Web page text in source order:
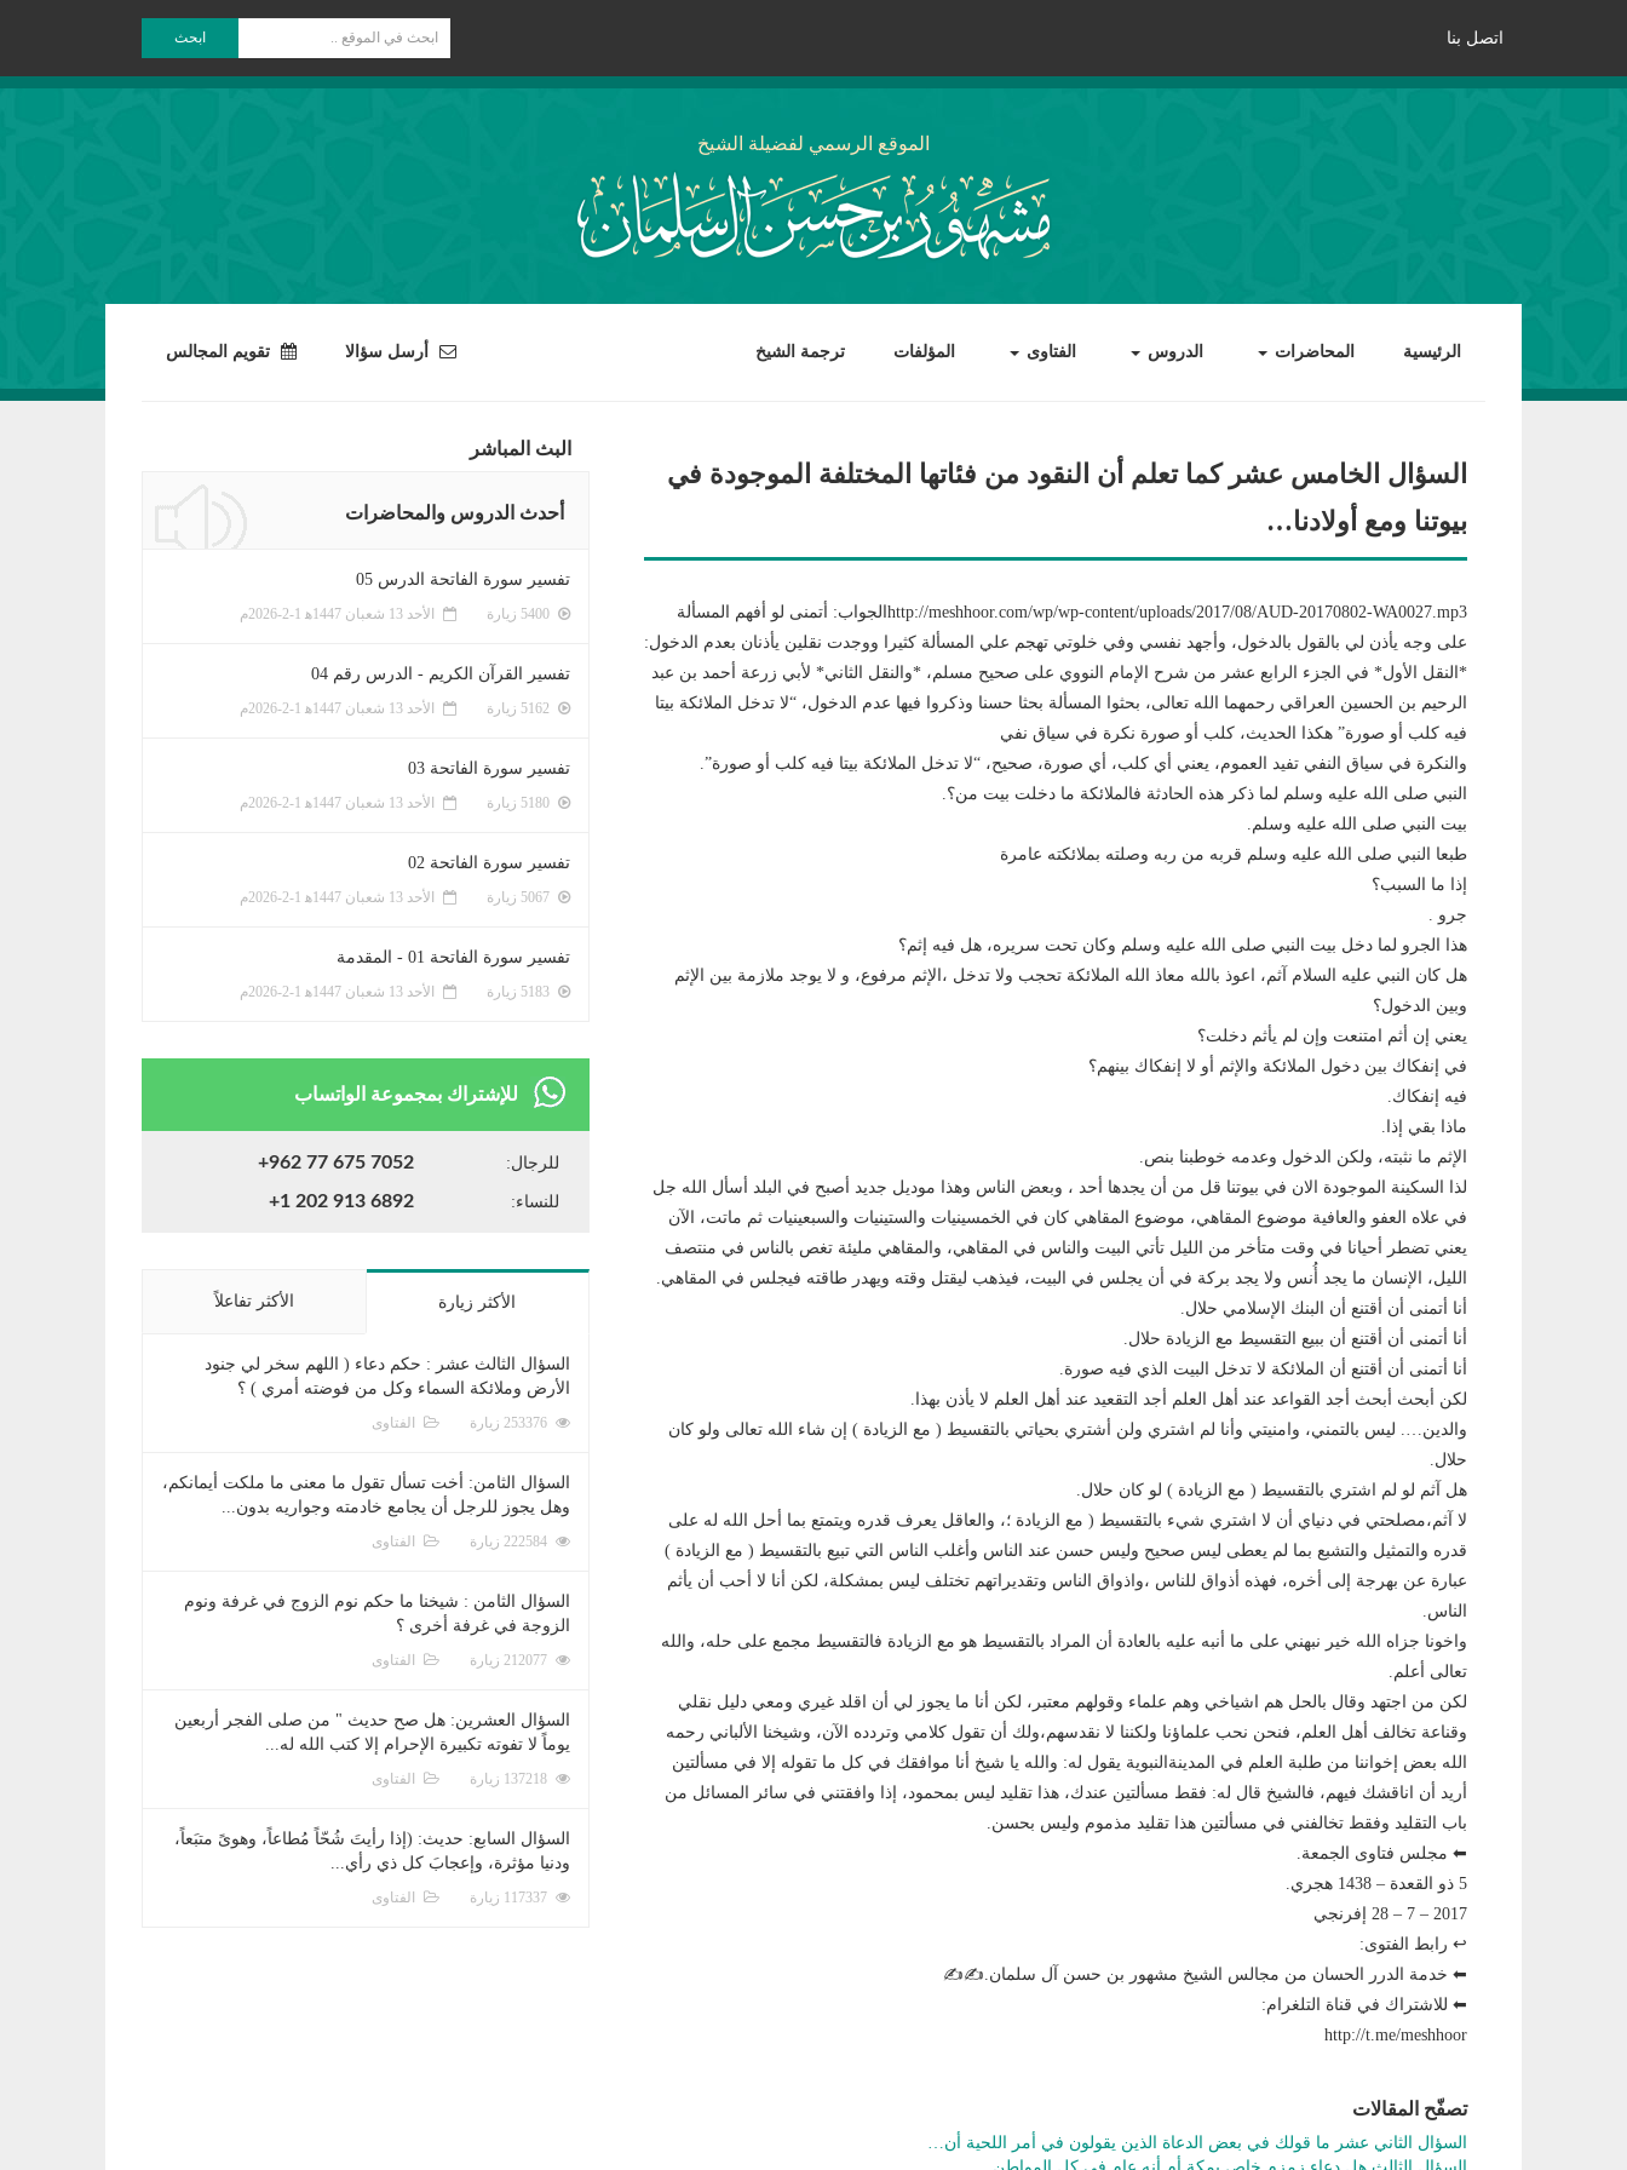
اتصل بنا ابحث
الموقع الرسمي لفضيلة الشيخ
الرئيسية المحاضرات الدروس الفتاوى المؤلفات ترجمة الشيخ أرسل سؤالا تقويم المجالس
السؤال الخامس عشر كما تعلم أن النقود من فئاتها المختلفة الموجودة في
بيوتنا ومع أولادنا…
http://meshhoor.com/wp/wp-content/uploads/2017/08/AUD-20170802-WA0027.mp3الجواب: أتمنى لو أفهم المسألة
على وجه يأذن لي بالقول بالدخول، وأجهد نفسي وفي خلوتي تهجم علي المسألة كثيرا ووجدت نقلين يأذنان بعدم الدخول:
*النقل الأول* في الجزء الرابع عشر من شرح الإمام النووي على صحيح مسلم، *والنقل الثاني* لأبي زرعة أحمد بن عبد
الرحيم بن الحسين العراقي رحمهما الله تعالى، بحثوا المسألة بحثا حسنا وذكروا فيها عدم الدخول، “لا تدخل الملائكة بيتا
فيه كلب أو صورة” هكذا الحديث، كلب أو صورة نكرة في سياق نفي
والنكرة في سياق النفي تفيد العموم، يعني أي كلب، أي صورة، صحيح، “لا تدخل الملائكة بيتا فيه كلب أو صورة”.
النبي صلى الله عليه وسلم لما ذكر هذه الحادثة فالملائكة ما دخلت بيت من؟.
بيت النبي صلى الله عليه وسلم.
طبعا النبي صلى الله عليه وسلم قربه من ربه وصلته بملائكته عامرة
إذا ما السبب؟
جرو .
هذا الجرو لما دخل بيت النبي صلى الله عليه وسلم وكان تحت سريره، هل فيه إثم؟
هل كان النبي عليه السلام آثم، اعوذ بالله معاذ الله الملائكة تحجب ولا تدخل ،الإثم مرفوع، و لا يوجد ملازمة بين الإثم
وبين الدخول؟
يعني إن أثم امتنعت وإن لم يأثم دخلت؟
في إنفكاك بين دخول الملائكة والإثم أو لا إنفكاك بينهم؟
فيه إنفكاك.
ماذا بقي إذا.
الإثم ما نثبته، ولكن الدخول وعدمه خوطبنا بنص.
لذا السكينة الموجودة الان في بيوتنا قل من أن يجدها أحد ، وبعض الناس وهذا موديل جديد أصبح في البلد أسأل الله جل
في علاه العفو والعافية موضوع المقاهي، موضوع المقاهي كان في الخمسينيات والستينيات والسبعينيات ثم ماتت، الآن
يعني تضطر أحيانا في وقت متأخر من الليل تأتي البيت والناس في المقاهي، والمقاهي مليئة تغص بالناس في منتصف
الليل، الإنسان ما يجد أُنس ولا يجد بركة في أن يجلس في البيت، فيذهب ليقتل وقته ويهدر طاقته فيجلس في المقاهي.
أنا أتمنى أن أقتنع أن البنك الإسلامي حلال.
أنا أتمنى أن أقتنع أن ببيع التقسيط مع الزيادة حلال.
أنا أتمنى أن أقتنع أن الملائكة لا تدخل البيت الذي فيه صورة.
لكن أبحث أبحث أجد القواعد عند أهل العلم أجد التقعيد عند أهل العلم لا يأذن بهذا.
والدين…. ليس بالتمني، وامنيتي وأنا لم اشتري ولن أشتري بحياتي بالتقسيط ( مع الزيادة ) إن شاء الله تعالى ولو كان
حلال.
هل آثم لو لم اشتري بالتقسيط ( مع الزيادة ) لو كان حلال.
لا آثم،مصلحتي في دنياي أن لا اشتري شيء بالتقسيط ( مع الزيادة ؛، والعاقل يعرف قدره ويتمتع بما أحل الله له على
قدره والتمثيل والتشبع بما لم يعطى ليس صحيح وليس حسن عند الناس وأغلب الناس التي تبيع بالتقسيط ( مع الزيادة )
عبارة عن بهرجة إلى أخره، فهذه أذواق للناس ،واذواق الناس وتقديراتهم تختلف ليس بمشكلة، لكن أنا لا أحب أن يأثم
الناس.
واخونا جزاه الله خير نبهني على ما أنبه عليه بالعادة أن المراد بالتقسيط هو مع الزيادة فالتقسيط مجمع على حله، والله
تعالى أعلم.
لكن من اجتهد وقال بالحل هم اشياخي وهم علماء وقولهم معتبر، لكن أنا ما يجوز لي أن اقلد غيري ومعي دليل نقلي
وقناعة تخالف أهل العلم، فنحن نحب علماؤنا ولكننا لا نقدسهم،ولك أن تقول كلامي وتردده الآن، وشيخنا الألباني رحمه
الله بعض إخواننا من طلبة العلم في المدينةالنبوية يقول له: والله يا شيخ أنا موافقك في كل ما تقوله إلا في مسألتين
أريد أن اناقشك فيهم، فالشيخ قال له: فقط مسألتين عندك، هذا تقليد ليس بمحمود، إذا وافقتني في سائر المسائل من
باب التقليد وفقط تخالفني في مسألتين هذا تقليد مذموم وليس بحسن.
⬅ مجلس فتاوى الجمعة.
5 ذو القعدة – 1438 هجري.
2017 – 7 – 28 إفرنجي
↩ رابط الفتوى:
⬅ خدمة الدرر الحسان من مجالس الشيخ مشهور بن حسن آل سلمان.✍✍
⬅ للاشتراك في قناة التلغرام:
http://t.me/meshhoor
تصفّح المقالات
السؤال الثاني عشر ما قولك في بعض الدعاة الذين يقولون في أمر اللحية أن…
البث المباشر
أحدث الدروس والمحاضرات
تفسير سورة الفاتحة الدرس 05
الأحد 13 شعبان 1447ﻫ 1-2-2026م
تفسير القرآن الكريم - الدرس رقم 04
الأحد 13 شعبان 1447ﻫ 1-2-2026م
تفسير سورة الفاتحة 03
الأحد 13 شعبان 1447ﻫ 1-2-2026م
تفسير سورة الفاتحة 02
الأحد 13 شعبان 1447ﻫ 1-2-2026م
تفسير سورة الفاتحة 01 - المقدمة
الأحد 13 شعبان 1447ﻫ 1-2-2026م
للإشتراك بمجموعة الواتساب
للرجال: +962 77 675 7052
للنساء: +1 202 913 6892
الأكثر زيارة الأكثر تفاعلاً
السؤال الثالث عشر : حكم دعاء ( اللهم سخر لي جنود
الأرض وملائكة السماء وكل من فوضته أمري ) ؟
الفتاوى
السؤال الثامن: أخت تسأل تقول ما معنى ما ملكت أيمانكم،
وهل يجوز للرجل أن يجامع خادمته وجواريه بدون...
الفتاوى
السؤال الثامن : شيخنا ما حكم نوم الزوج في غرفة ونوم
الزوجة في غرفة أخرى ؟
الفتاوى
السؤال العشرين: هل صح حديث " من صلى الفجر أربعين
يوماً لا تفوته تكبيرة الإحرام إلا كتب الله له...
الفتاوى
السؤال السابع: حديث: (إذا رأيتَ شُحّاً مُطاعاً، وهوىً متبَعاً،
ودنيا مؤثرة، وإعجابَ كل ذي رأي...
الفتاوى